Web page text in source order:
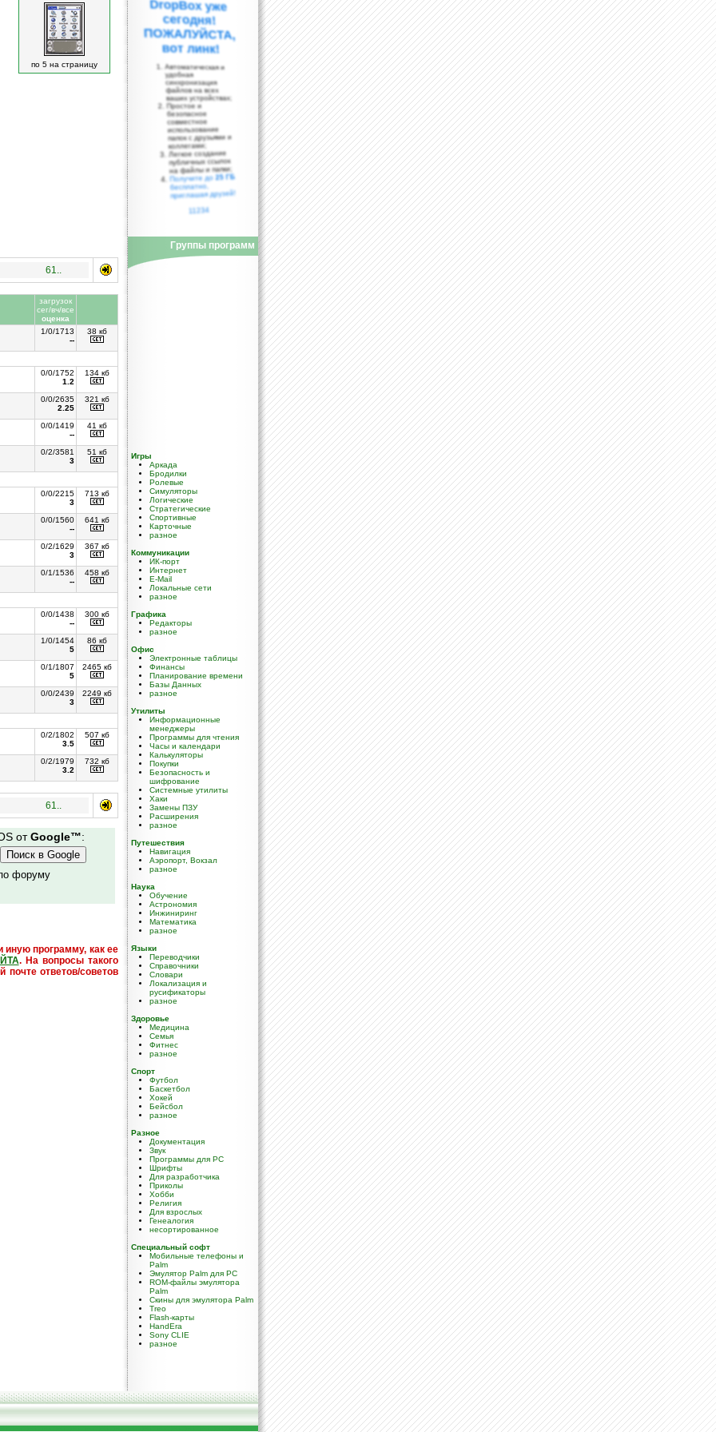
по 5 на страницу
61..
загрузок
сег/вч/все
оценка
1/0/1713
--
38 кб
0/0/1752
1.2
134 кб
0/0/2635
2.25
321 кб
0/0/1419
--
41 кб
0/2/3581
3
51 кб
0/0/2215
3
713 кб
0/0/1560
--
641 кб
0/2/1629
3
367 кб
0/1/1536
--
458 кб
0/0/1438
--
300 кб
1/0/1454
5
86 кб
0/1/1807
5
2465 кб
0/0/2439
3
2249 кб
0/2/1802
3.5
507 кб
0/2/1979
3.2
732 кб
61..
отGoogle™:
форуму
иную программу, как ее
. На вопросы такого
почте ответов/советов
вот линк!
Автоматическая и
удобная
синхронизация
файлов на всех
ваших устройствах;
Простое и
безопасное
совместное
использование
папок с друзьями и
коллегами;
Легкое создание
публичных ссылок
на файлы и папки;
Получите до25 ГБ
бесплатно,
приглашая друзей!
11234
Группы программ
Игры
Аркада
Бродилки
Ролевые
Симуляторы
Логические
Стратегические
Спортивные
Карточные
разное
Коммуникации
ИК-порт
Интернет
E-Mail
Локальные сети
разное
Графика
Редакторы
разное
Офис
Электронные таблицы
Финансы
Планирование времени
Базы Данных
разное
Утилиты
Информационные
менеджеры
Программы для чтения
Часы и календари
Калькуляторы
Покупки
Безопасность и
шифрование
Системные утилиты
Хаки
Замены ПЗУ
Расширения
разное
Путешествия
Навигация
Аэропорт, Вокзал
разное
Наука
Обучение
Астрономия
Инжиниринг
Математика
разное
Языки
Переводчики
Справочники
Словари
Локализация и
русификаторы
разное
Здоровье
Медицина
Семья
Фитнес
разное
Спорт
Футбол
Баскетбол
Хокей
Бейсбол
разное
Разное
Документация
Звук
Программы для PC
Шрифты
Для разработчика
Приколы
Хобби
Религия
Для взрослых
Генеалогия
несортированное
Специальный софт
Мобильные телефоны и
Palm
Эмулятор Palm для PC
ROM-файлы эмулятора
Palm
Скины для эмулятора Palm
Treo
Flash-карты
HandEra
Sony CLIE
разное